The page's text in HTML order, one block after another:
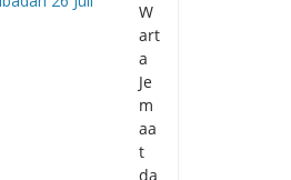
W
art
a
Je
m
aa
t
da